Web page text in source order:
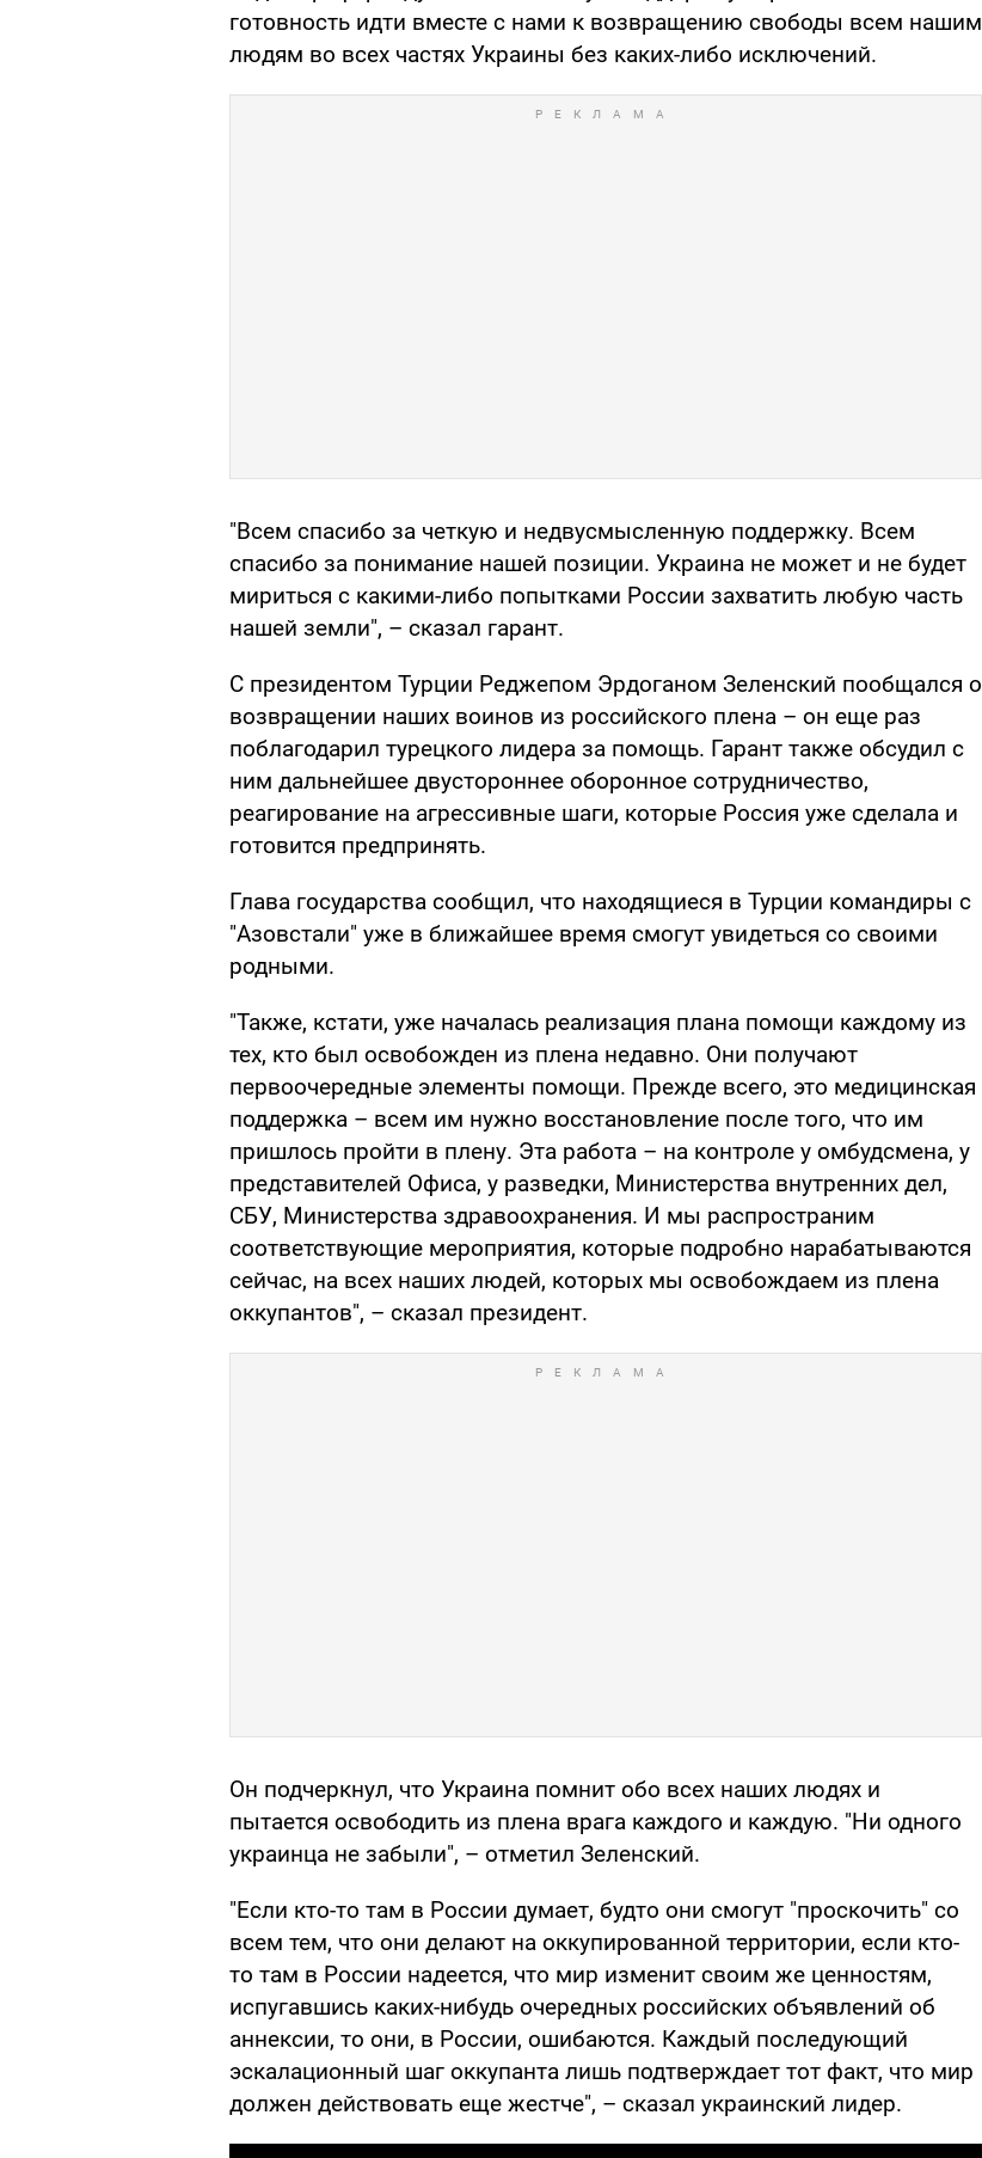
готовность идти вместе с нами к возвращению свободы всем нашим
людям во всех частях Украины без каких-либо исключений.
"Всем спасибо за четкую и недвусмысленную поддержку. Всем
спасибо за понимание нашей позиции. Украина не может и не будет
мириться с какими-либо попытками России захватить любую часть
нашей земли", – сказал гарант.
С президентом Турции Реджепом Эрдоганом Зеленский пообщался о
возвращении наших воинов из российского плена – он еще раз
поблагодарил турецкого лидера за помощь. Гарант также обсудил с
ним дальнейшее двустороннее оборонное сотрудничество,
реагирование на агрессивные шаги, которые Россия уже сделала и
готовится предпринять.
Глава государства сообщил, что находящиеся в Турции командиры с
"Азовстали" уже в ближайшее время смогут увидеться со своими
родными.
"Также, кстати, уже началась реализация плана помощи каждому из
тех, кто был освобожден из плена недавно. Они получают
первоочередные элементы помощи. Прежде всего, это медицинская
поддержка – всем им нужно восстановление после того, что им
пришлось пройти в плену. Эта работа – на контроле у омбудсмена, у
представителей Офиса, у разведки, Министерства внутренних дел,
СБУ, Министерства здравоохранения. И мы распространим
соответствующие мероприятия, которые подробно нарабатываются
сейчас, на всех наших людей, которых мы освобождаем из плена
оккупантов", – сказал президент.
Он подчеркнул, что Украина помнит обо всех наших людях и
пытается освободить из плена врага каждого и каждую. "Ни одного
украинца не забыли", – отметил Зеленский.
"Если кто-то там в России думает, будто они смогут "проскочить" со
всем тем, что они делают на оккупированной территории, если кто-
то там в России надеется, что мир изменит своим же ценностям,
испугавшись каких-нибудь очередных российских объявлений об
аннексии, то они, в России, ошибаются. Каждый последующий
эскалационный шаг оккупанта лишь подтверждает тот факт, что мир
должен действовать еще жестче", – сказал украинский лидер.